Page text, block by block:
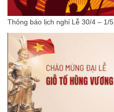
Thông báo lịch nghỉ Lễ 30/4 – 1/5